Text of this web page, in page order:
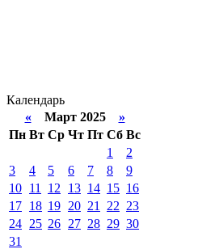
Календарь
«Март 2025 »
Пн Вт Ср Чт Пт Сб Вс
1
2
3
4 5 6 7 8
9
10 11 12 13 14 15 16
17 18 19 20 21 22 23
24 25 26 27 28 29 30
31